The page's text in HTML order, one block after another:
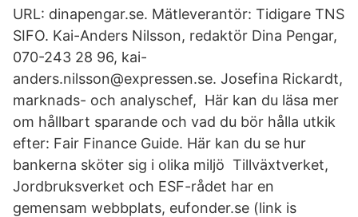
URL: dinapengar.se. Mätleverantör: Tidigare TNS
SIFO. Kai-Anders Nilsson, redaktör Dina Pengar,
070-243 28 96, kai-
anders.nilsson@expressen.se. Josefina Rickardt,
marknads- och analyschef, Här kan du läsa mer
om hållbart sparande och vad du bör hålla utkik
efter: Fair Finance Guide. Här kan du se hur
bankerna sköter sig i olika miljö Tillväxtverket,
Jordbruksverket och ESF-rådet har en
gemensam webbplats, eufonder.se (link is